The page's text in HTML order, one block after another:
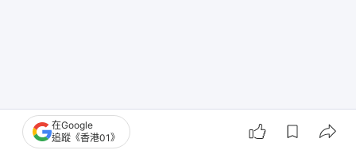
在Google
追蹤《香港01》